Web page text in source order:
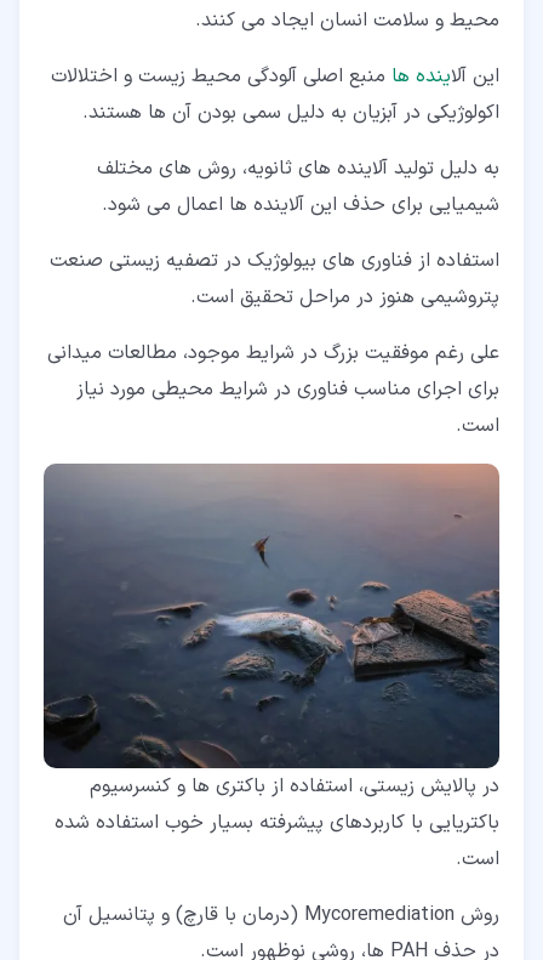
محیط و سلامت انسان ایجاد می کنند.
این آلاینده ها منبع اصلی آلودگی محیط زیست و اختلالات
اکولوژیکی در آبزیان به دلیل سمی بودن آن ها هستند.
به دلیل تولید آلاینده های ثانویه، روش های مختلف
شیمیایی برای حذف این آلاینده ها اعمال می شود.
استفاده از فناوری های بیولوژیک در تصفیه زیستی صنعت
پتروشیمی هنوز در مراحل تحقیق است.
علی رغم موفقیت بزرگ در شرایط موجود، مطالعات میدانی
برای اجرای مناسب فناوری در شرایط محیطی مورد نیاز
است.
در پالایش زیستی، استفاده از باکتری ها و کنسرسیوم
باکتریایی با کاربردهای پیشرفته بسیار خوب استفاده شده
است.
روش Mycoremediation (درمان با قارچ) و پتانسیل آن
در حذف PAH ها، روشی نوظهور است.